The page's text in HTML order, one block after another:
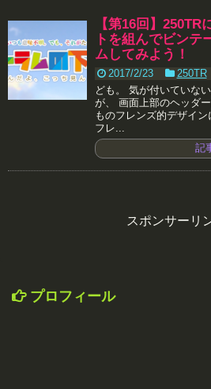
【第16回】
トを組んでビンテ
ムしてみよう！
2017/2/23
250TR
ども。 気が付いていな
が、 画面上部のヘッダ
ものフレンズ的デザイ
フレ...
記
スポンサーリ
プロフィール